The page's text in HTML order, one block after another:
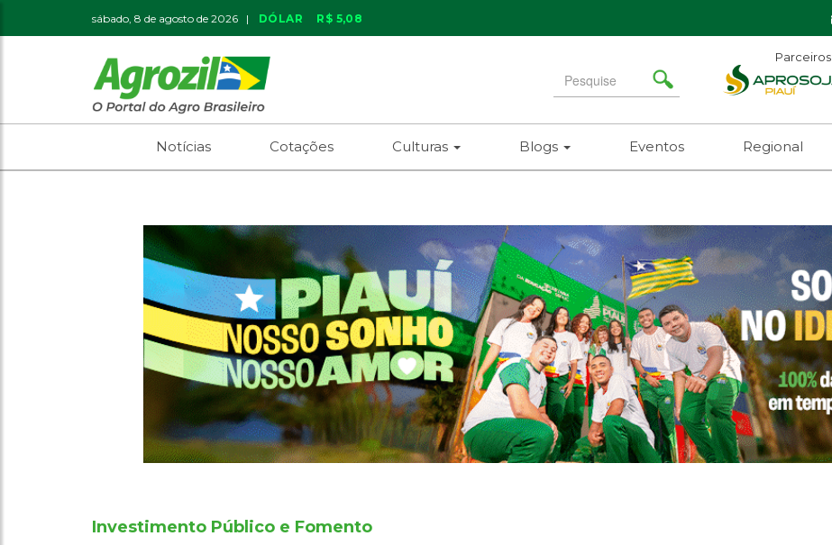
sábado, 8 de agosto de 2026 | DÓLAR R$ 5,08
Search
for
Parceiros
Notícias Cotações Culturas Blogs Eventos Regional
Investimento Público e Fomento